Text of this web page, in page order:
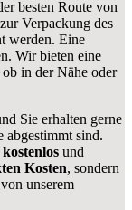
besten Route von
Verpackung des
werden. Eine
Wir bieten eine
in der Nähe oder
Sie erhalten gerne
sind.
kostenlos und
Kosten, sondern
von unserem